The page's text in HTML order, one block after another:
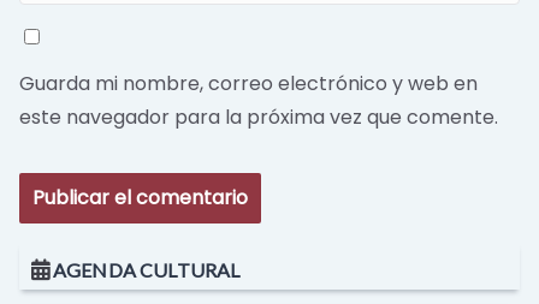
Guarda mi nombre, correo electrónico y web en
este navegador para la próxima vez que comente.
AGENDA CULTURAL